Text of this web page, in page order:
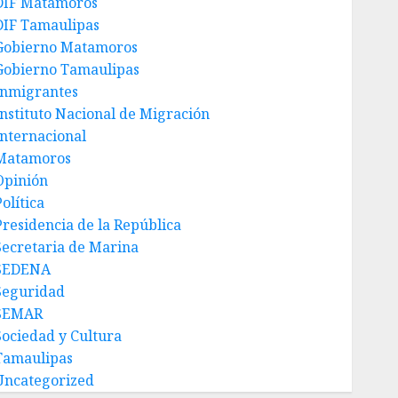
Tamaulipas
Matamoros
Tamaulipas
Nacional de Migración
de la República
de Marina
y Cultura